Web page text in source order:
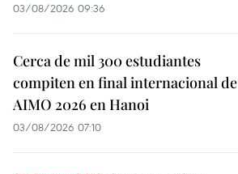
03/08/2026 09:36
Cerca de mil 300 estudiantes
compiten en final internacional de
AIMO 2026 en Hanoi
03/08/2026 07:10